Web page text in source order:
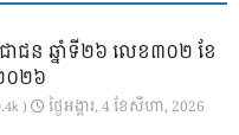
ជាជន ឆ្នាំទី២៦ លេខ៣០២ ខែ
២០២៦
) ថ្ងៃ​អង្គារ, 4 ខែ​សីហា, 2026